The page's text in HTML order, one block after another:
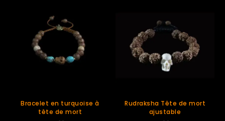
Bracelet en turquoise à
tête de mort
Rudraksha Tête de mort
ajustable